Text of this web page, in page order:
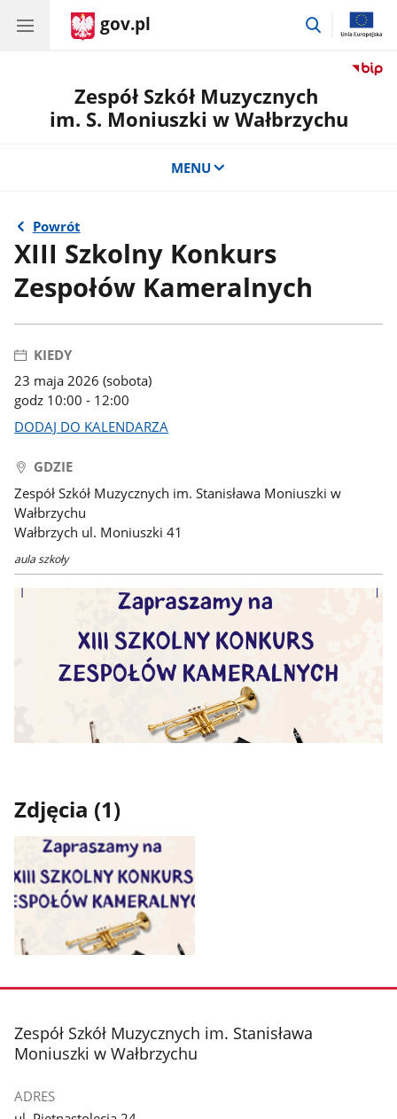
gov.pl
przejdź
Zespół Szkół Muzycznych
im. S. Moniuszki w Wałbrzychu
MENU
Powrót
XIII Szkolny Konkurs
Zespołów Kameralnych
KIEDY
23 maja 2026 (sobota)
godz 10:00 - 12:00
DODAJ DO KALENDARZA
GDZIE
Zespół Szkół Muzycznych im. Stanisława Moniuszki w
Wałbrzychu
Wałbrzych ul. Moniuszki 41
aula szkoły
Zdjęcia (1)
zdjęcie
galerii.
stopka
Zespół Szkół Muzycznych im. Stanisława
Moniuszki w Wałbrzychu
ADRES